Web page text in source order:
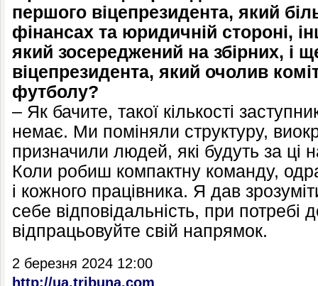
першого віцепрезидента, який
фінансах та юридичній стороні,
який зосереджений на збірних, і
віцепрезидента, який очолив
футболу?
– Як бачите, такої кількості
немає. Ми поміняли структуру,
призначили людей, які будуть за ці
Коли робиш компактну команду,
і кожного працівника. Я дав
себе відповідальність, при потребі
відпрацьовуйте свій напрямок.
2 березня 2024 12:00
http://ua.tribuna.com